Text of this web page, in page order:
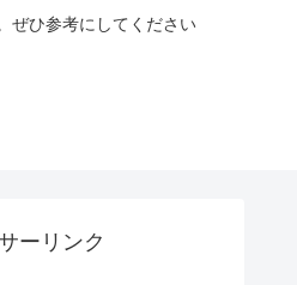
ぜひ参考にしてください
ーリンク